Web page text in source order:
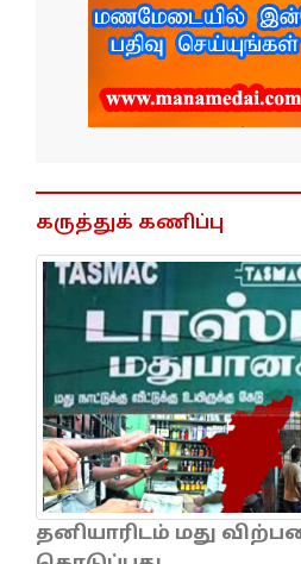
கருத்துக் கணிப்பு
தனியாரிடம் மது